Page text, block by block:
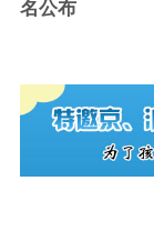
名公布